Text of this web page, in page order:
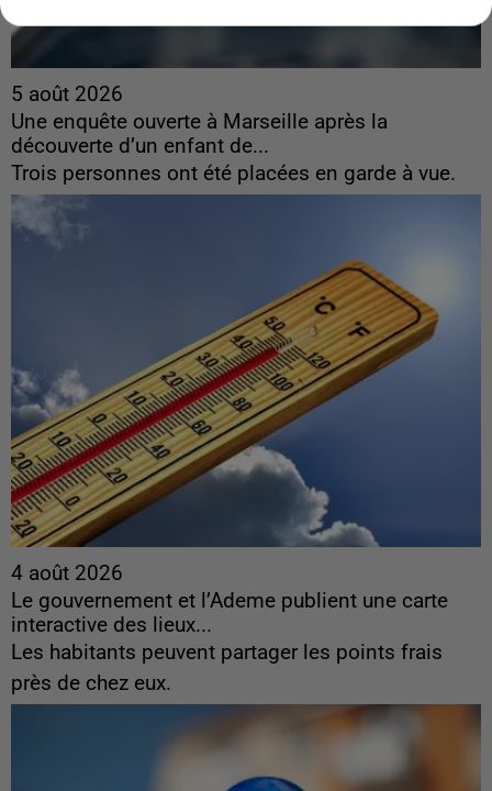
5 août 2026
Une enquête ouverte à Marseille après la
découverte d’un enfant de...
Trois personnes ont été placées en garde à vue.
4 août 2026
Le gouvernement et l’Ademe publient une carte
interactive des lieux...
Les habitants peuvent partager les points frais
près de chez eux.